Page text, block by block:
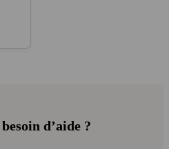
d’aide ?